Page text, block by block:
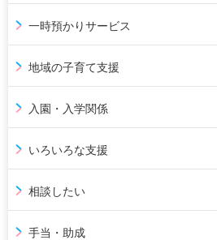
一時預かりサービス
地域の子育て支援
入園・入学関係
いろいろな支援
相談したい
手当・助成